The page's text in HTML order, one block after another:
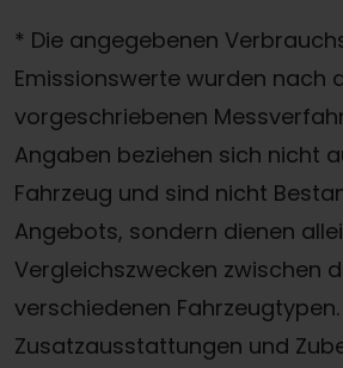
* Die angegebenen
Emissionswerte wurden nach
vorgeschriebenen
Angaben beziehen sich nicht
Fahrzeug und sind nicht
Angebots, sondern dienen
Vergleichszwecken zwischen
verschiedenen Fahrzeugtypen.
Zusatzausstattungen und